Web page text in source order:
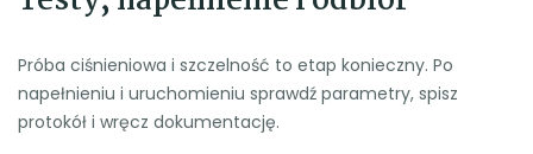
Próba ciśnieniowa i szczelność to etap konieczny. Po
napełnieniu i uruchomieniu sprawdź parametry, spisz
protokół i wręcz dokumentację.